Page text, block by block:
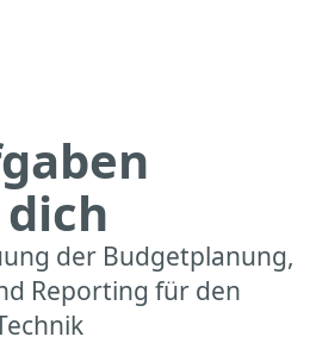
der Budgetplanung,
Reporting für den